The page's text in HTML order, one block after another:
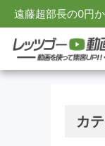
遠藤超部長の0円
カ